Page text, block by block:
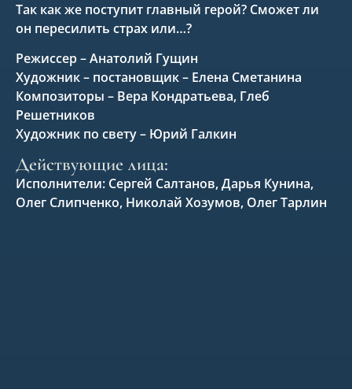
Так как же поступит главный герой? Сможет ли
он пересилить страх или…?
Режиссер – Анатолий Гущин
Художник – постановщик – Елена Сметанина
Композиторы – Вера Кондратьева, Глеб
Решетников
Художник по свету – Юрий Галкин
Действующие лица:
Исполнители: Сергей Салтанов, Дарья Кунина,
Олег Слипченко, Николай Хозумов, Олег Тарлин